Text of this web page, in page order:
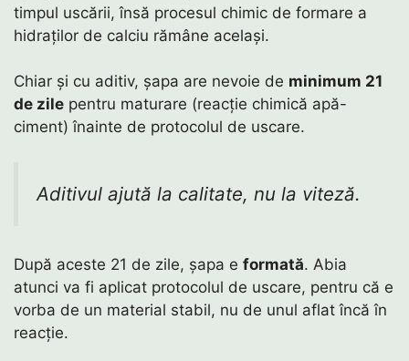
timpul uscării, însă procesul chimic de formare a
hidraților de calciu rămâne același.
Chiar și cu aditiv, șapa are nevoie de minimum 21
de zile pentru maturare (reacție chimică apă-
ciment) înainte de protocolul de uscare.
Aditivul ajută la calitate, nu la viteză.
După aceste 21 de zile, șapa e formată. Abia
atunci va fi aplicat protocolul de uscare, pentru că e
vorba de un material stabil, nu de unul aflat încă în
reacție.